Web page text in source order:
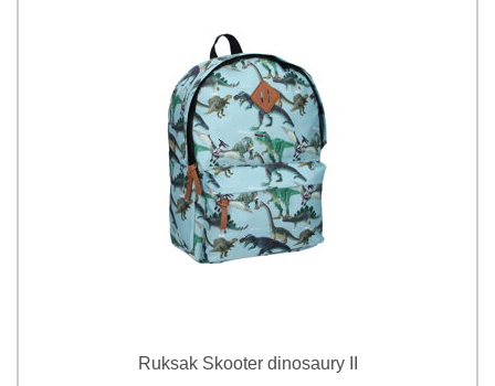
Ruksak Skooter dinosaury II